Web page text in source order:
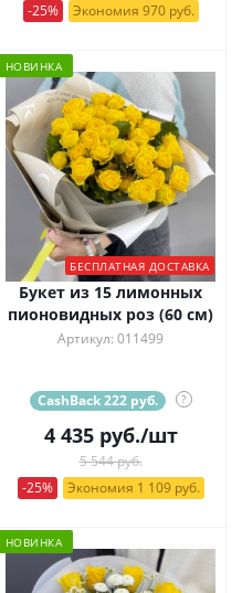
-25%
Экономия 970 руб.
НОВИНКА
БЕСПЛАТНАЯ ДОСТАВКА
Букет из 15 лимонных
пионовидных роз (60 см)
Артикул: 011499
CashBack 222 руб. ?
4 435руб./шт
5 544 руб.
-25%
Экономия 1 109 руб.
НОВИНКА